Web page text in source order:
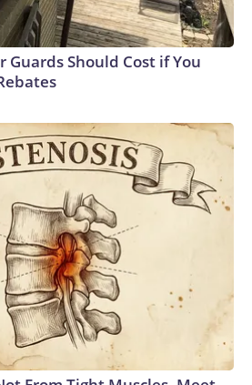
Guards Should Cost if You